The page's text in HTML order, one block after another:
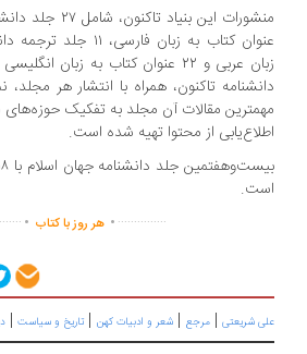
عنوان کتاب به زبان
زبان عربی و ۲۲ عنوان کتاب به
دانشنامه تاکنون، همراه با انتشار هر
مهمترین مقالات آن مجلد به تفکیک
اطلاع‌یابی از محتوا تهیه شده است.
است.
...............
. هر روز با کتاب .
علی شریعتی | مرجع | شعر و ادبیات کهن | تاریخ و سیاست |